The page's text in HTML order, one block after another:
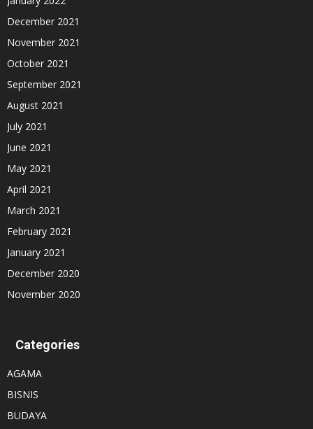
December 2021
November 2021
October 2021
September 2021
August 2021
July 2021
June 2021
May 2021
April 2021
March 2021
February 2021
January 2021
December 2020
November 2020
Categories
AGAMA
BISNIS
BUDAYA